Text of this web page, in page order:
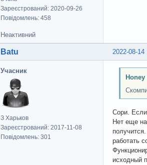
Зареєстрований: 2020-09-26
Повідомлень: 458
Неактивний
2022-08-14
Batu
Учасник
З Харьков
Зареєстрований: 2017-11-08
Повідомлень: 301
Сори. Если
Нет еще
работать
исходный